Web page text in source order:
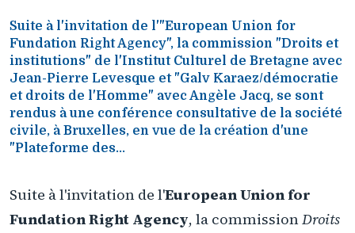
Suite à l'invitation de l'"European Union for
Fundation Right Agency", la commission "Droits et
institutions" de l'Institut Culturel de Bretagne avec
Jean-Pierre Levesque et "Galv Karaez/démocratie
et droits de l'Homme" avec Angèle Jacq, se sont
rendus à une conférence consultative de la société
civile, à Bruxelles, en vue de la création d'une
"Plateforme des...
Suite à l'invitation de l'European Union for
Fundation Right Agency, la commissionDroits